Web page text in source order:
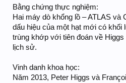
Bằng chứng thực nghiệm:
Hai máy dò khổng lồ – ATLAS và
dấu hiệu của một hạt mới có khối
trùng khớp với tiên đoán về
lịch sử.
Vinh danh khoa học:
Năm 2013, Peter Higgs và